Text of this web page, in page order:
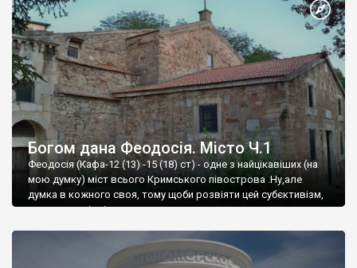
Богом дана Феодосія. Місто Ч.1
Феодосія (Кафа-12 (13) -15 (18) ст) - одне з найцікавіших (на
мою думку) міст всього Кримського півострова .Ну,але
думка в кожного своя, тому щоби розвіяти цей субєктивізм,
запрошую відвідати це